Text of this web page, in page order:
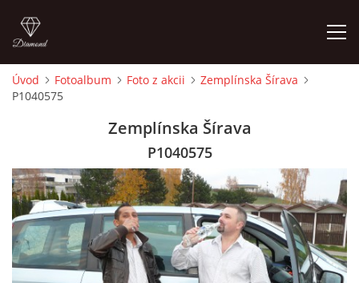
ÚVOD
FOTOALBUM
AUDIO - VIDEO
Úvod Fotoalbum Foto z akcii
Zemplínska Šírava
P1040575
Zemplínska Šírava
P1040575